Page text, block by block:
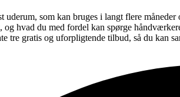
som kan bruges i langt flere
hvad du med fordel kan spørge
tre gratis og uforpligtende tilbud, så du kan